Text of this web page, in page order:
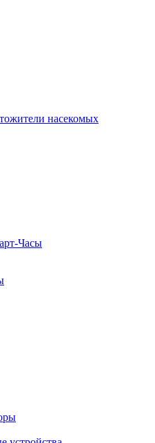
насекомых
Часы